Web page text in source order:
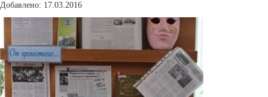
Добавлено: 17.03.2016